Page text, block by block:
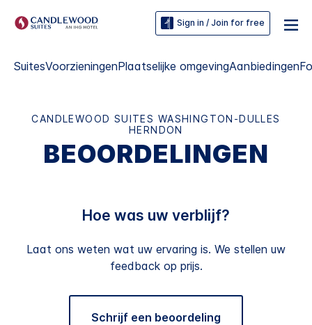
Sign in / Join for free
SuitesVoorzieningenPlaatselijke omgevingAanbiedingen
CANDLEWOOD SUITES WASHINGTON-DULLES
HERNDON
BEOORDELINGEN
Hoe was uw verblijf?
Laat ons weten wat uw ervaring is. We stellen uw
feedback op prijs.
Schrijf een beoordeling